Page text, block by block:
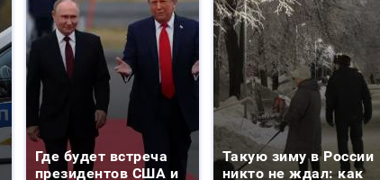
Где будет встреча
президентов США и
Такую зиму в России
никто не ждал: как